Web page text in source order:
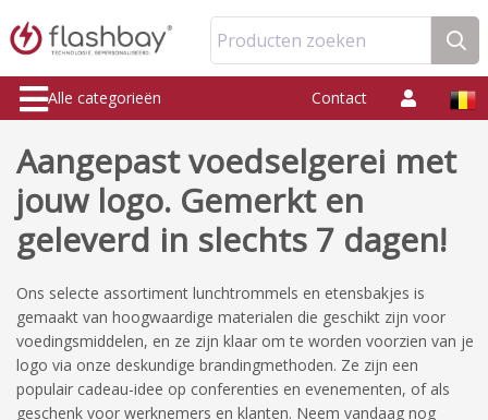
Producten zoeken
Alle categorieën Contact
Aangepast voedselgerei met
jouw logo. Gemerkt en
geleverd in slechts 7 dagen!
Ons selecte assortiment lunchtrommels en etensbakjes is
gemaakt van hoogwaardige materialen die geschikt zijn voor
voedingsmiddelen, en ze zijn klaar om te worden voorzien van je
logo via onze deskundige brandingmethoden. Ze zijn een
populair cadeau-idee op conferenties en evenementen, of als
geschenk voor werknemers en klanten. Neem vandaag nog